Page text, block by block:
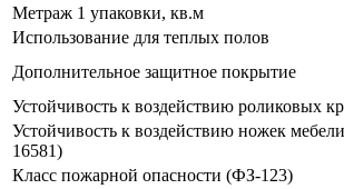
Метраж 1 упаковки, кв.м
Использование для теплых полов
Дополнительное защитное покрытие
Устойчивость к воздействию роликовых
Устойчивость к воздействию ножек
16581)
Класс пожарной опасности (ФЗ-123)